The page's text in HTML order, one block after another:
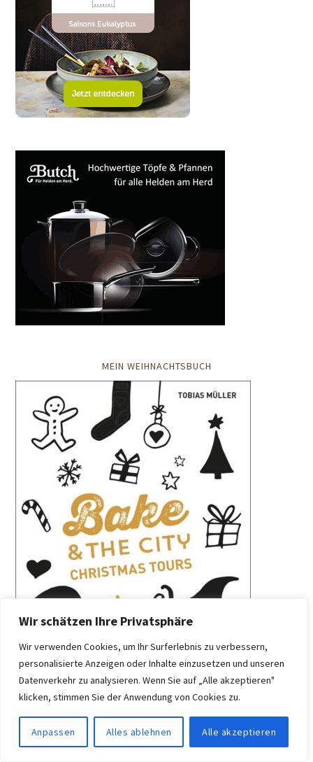
Wir schätzen Ihre Privatsphäre
Wir verwenden Cookies, um Ihr Surferlebnis zu verbessern,
personalisierte Anzeigen oder Inhalte einzusetzen und unseren
Datenverkehr zu analysieren. Wenn Sie auf „Alle akzeptieren"
klicken, stimmen Sie der Anwendung von Cookies zu.
Anpassen Alles ablehnen Alle akzeptieren
MEIN WEIHNACHTSBUCH